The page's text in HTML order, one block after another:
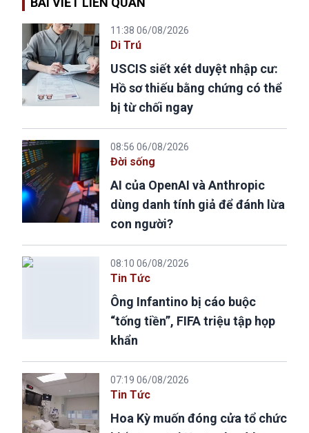
11:38 06/08/2026
Di Trú
USCIS siết xét duyệt nhập cư:
Hồ sơ thiếu bằng chứng có thể
bị từ chối ngay
08:56 06/08/2026
Đời sống
AI của OpenAI và Anthropic
dùng danh tính giả để đánh lừa
con người?
08:10 06/08/2026
Tin Tức
Ông Infantino bị cáo buộc
“tống tiền”, FIFA triệu tập họp
khẩn
07:19 06/08/2026
Tin Tức
Hoa Kỳ muốn đóng cửa tổ chức